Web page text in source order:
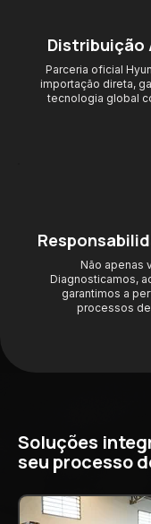
Distribuição
Parceria oficial
importação direta,
tecnologia global
Não apenas
Diagnosticamos,
garantimos a
processos
Soluções
seu processo